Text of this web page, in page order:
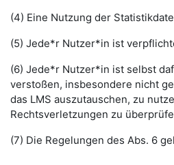
(4) Eine Nutzung der
(5) Jede*r Nutzer*in ist
(6) Jede*r Nutzer*in ist selbst
verstoßen, insbesondere nicht
das LMS auszutauschen, zu
Rechtsverletzungen zu
(7) Die Regelungen des Abs. 6